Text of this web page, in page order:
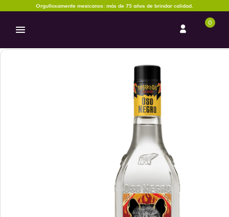
Orgullosamente mexicanos: más de 75 años de brindar calidad.
0